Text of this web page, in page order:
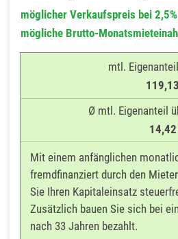
möglicher Verkaufspreis bei
mögliche Brutto-
mtl.
Ø mtl. Eigenanteil
Mit einem anfänglichen
fremdfinanziert durch den
Sie Ihren Kapitaleinsatz
Zusätzlich bauen Sie sich bei
nach 33 Jahren bezahlt.